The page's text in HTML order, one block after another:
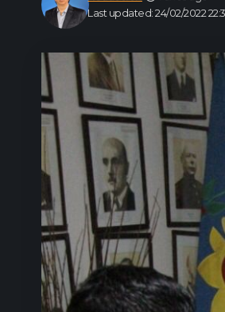
Last updated: 24/02/2022